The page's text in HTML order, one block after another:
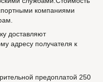
компаниями
доставляют
адресу получателя к
предоплатой 250